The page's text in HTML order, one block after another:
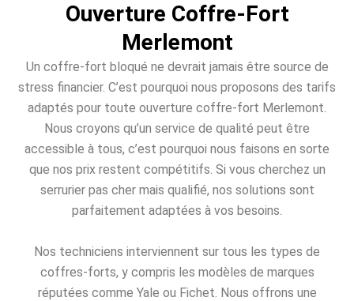
Ouverture Coffre-Fort
Merlemont
Un coffre-fort bloqué ne devrait jamais être source de
stress financier. C’est pourquoi nous proposons des tarifs
adaptés pour toute ouverture coffre-fort Merlemont.
Nous croyons qu’un service de qualité peut être
accessible à tous, c’est pourquoi nous faisons en sorte
que nos prix restent compétitifs. Si vous cherchez un
serrurier pas cher mais qualifié, nos solutions sont
parfaitement adaptées à vos besoins.
Nos techniciens interviennent sur tous les types de
coffres-forts, y compris les modèles de marques
réputées comme Yale ou Fichet. Nous offrons une